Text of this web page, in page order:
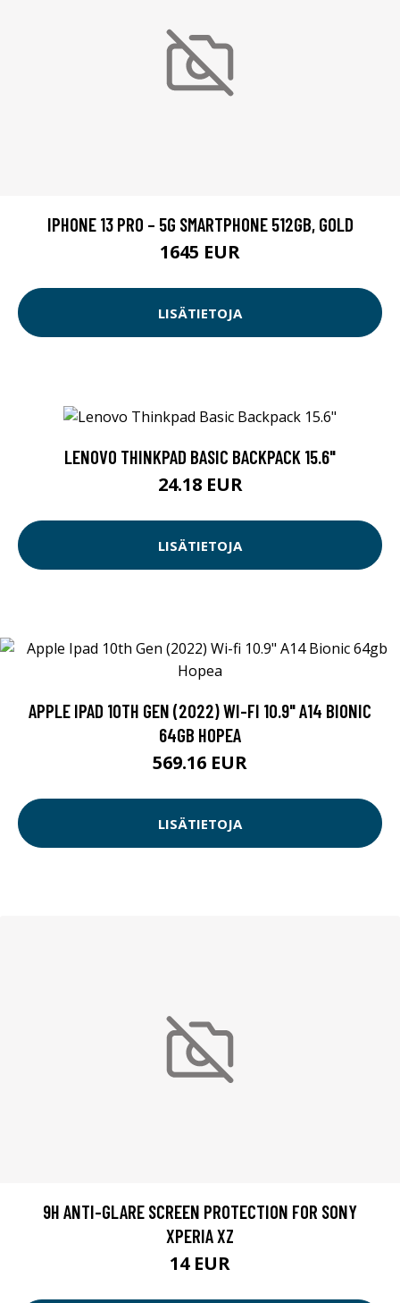
IPHONE 13 PRO – 5G SMARTPHONE 512GB, GOLD
1645 EUR
LISÄTIETOJA
LENOVO THINKPAD BASIC BACKPACK 15.6"
24.18 EUR
LISÄTIETOJA
APPLE IPAD 10TH GEN (2022) WI-FI 10.9" A14 BIONIC
64GB HOPEA
569.16 EUR
LISÄTIETOJA
9H ANTI-GLARE SCREEN PROTECTION FOR SONY
XPERIA XZ
14 EUR